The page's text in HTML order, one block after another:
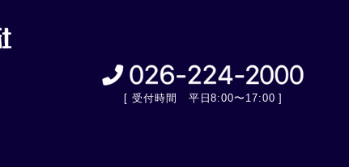
[ 受付時間 平日8:00〜17:00 ]